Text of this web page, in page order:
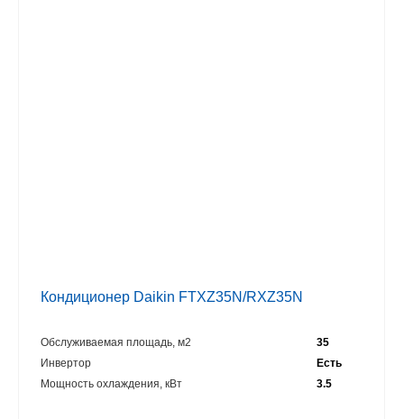
Кондиционер Daikin FTXZ35N/RXZ35N
Обслуживаемая площадь, м2
35
Инвертор
Есть
Мощность охлаждения, кВт
3.5